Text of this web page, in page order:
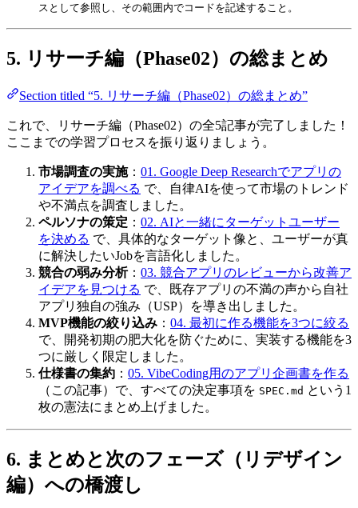
スとして参照し、その範囲内でコードを記述すること。
5. リサーチ編（Phase02）の総まとめ
Section titled “5. リサーチ編（Phase02）の総まとめ”
これで、リサーチ編（Phase02）の全5記事が完了しました！
ここまでの学習プロセスを振り返りましょう。
市場調査の実施： 01. Google Deep Researchでアプリの
アイデアを調べる で、自律AIを使って市場のトレンド
や不満点を調査しました。
ペルソナの策定 ： 02. AIと一緒にターゲットユーザー
を決める で、具体的なターゲット像と、ユーザーが真
に解決したいJobを言語化しました。
競合の弱み分析： 03. 競合アプリのレビューから改善ア
イデアを見つける で、既存アプリの不満の声から自社
アプリ独自の強み（USP）を導き出しました。
MVP機能の絞り込み ： 04. 最初に作る機能を3つに絞る
で、開発初期の肥大化を防ぐために、実装する機能を3
つに厳しく限定しました。
仕様書の集約 ： 05. VibeCoding用のアプリ企画書を作る
（この記事）で、すべての決定事項を SPEC.md という1
枚の憲法にまとめ上げました。
6. まとめと次のフェーズ（リデザイン
編）への橋渡し